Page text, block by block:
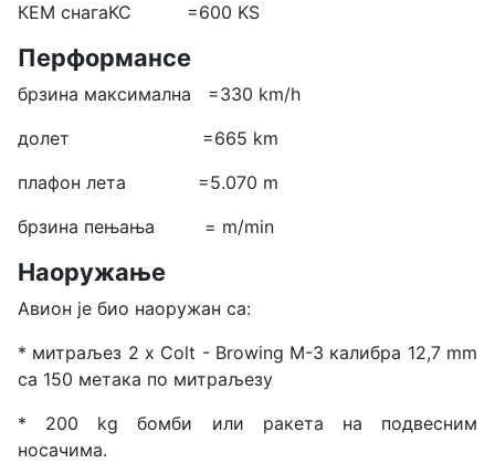
КЕМ снагаКС =600 KS
Перформансе
брзина максимална =330 km/h
долет =665 km
плафон лета =5.070 m
брзина пењања = m/min
Наоружање
Авион је био наоружан са:
* митраљез 2 х Colt - Browing M-3 калибра 12,7 mm
са 150 метака по митраљезу
* 200 kg бомби или ракета на подвесним
носачима.